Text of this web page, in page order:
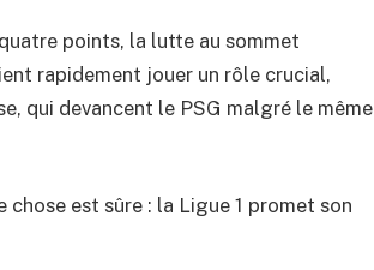
points, la lutte au sommet
rapidement jouer un rôle crucial,
qui devancent le PSG malgré le même
chose est sûre : la Ligue 1 promet son